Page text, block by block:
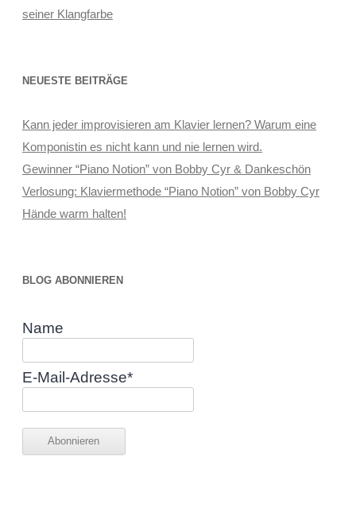
seiner Klangfarbe
NEUESTE BEITRÄGE
Kann jeder improvisieren am Klavier lernen? Warum eine
Komponistin es nicht kann und nie lernen wird.
Gewinner “Piano Notion” von Bobby Cyr & Dankeschön
Verlosung: Klaviermethode “Piano Notion” von Bobby Cyr
Hände warm halten!
BLOG ABONNIEREN
Name
E-Mail-Adresse*